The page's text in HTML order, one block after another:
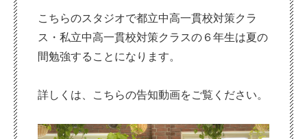
こちらのスタジオで都立中高一貫校対策クラ
ス・私立中高一貫校対策クラスの６年生は夏の
間勉強することになります。
詳しくは、こちらの告知動画をご覧ください。